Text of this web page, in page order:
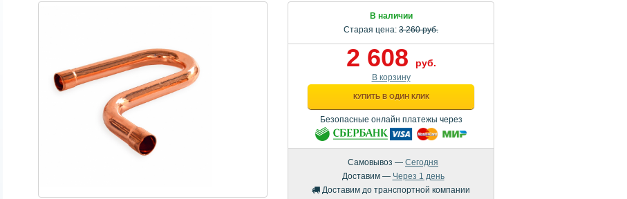
В наличии
Старая цена: 3 260 руб.
2 608 руб.
В корзину
КУПИТЬ В ОДИН КЛИК
Безопасные онлайн платежы через
Самовывоз — Сегодня
Доставим — Через 1 день
Доставим до транспортной компании